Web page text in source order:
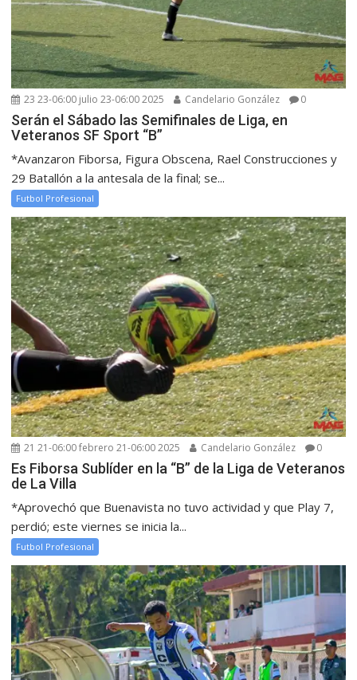
23 23-06:00 julio 23-06:00 2025 Candelario González 0
Serán el Sábado las Semifinales de Liga, en
Veteranos SF Sport “B”
*Avanzaron Fiborsa, Figura Obscena, Rael Construcciones y
29 Batallón a la antesala de la final; se...
Futbol Profesional
21 21-06:00 febrero 21-06:00 2025 Candelario González 0
Es Fiborsa Sublíder en la “B” de la Liga de Veteranos
de La Villa
*Aprovechó que Buenavista no tuvo actividad y que Play 7,
perdió; este viernes se inicia la...
Futbol Profesional